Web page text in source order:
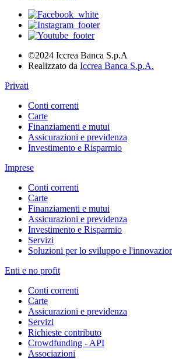
©2024 Iccrea Banca S.p.A
Realizzato da Iccrea Banca S.p.A.
Privati
Conti correnti
Carte
Finanziamenti e mutui
Assicurazioni e previdenza
Investimento e Risparmio
Imprese
Conti correnti
Carte
Finanziamenti e mutui
Assicurazioni e previdenza
Investimento e Risparmio
Servizi
Soluzioni per lo sviluppo e
Enti e no profit
Conti correnti
Carte
Assicurazioni e previdenza
Servizi
Richieste contributo
Crowdfunding - API
Associazioni